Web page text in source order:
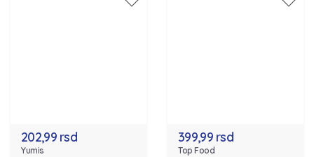
202,99 rsd
Yumis
399,99 rsd
Top Food